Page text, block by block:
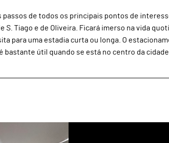
de todos os principais pontos de
Tiago e de Oliveira. Ficará imerso na vida
para uma estadia curta ou longa. O
útil quando se está no centro da cidade.